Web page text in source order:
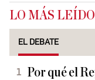
LO MÁS LEÍDO
EL DEBATE
Por qué el